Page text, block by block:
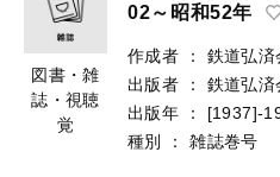
図書・雑
誌・視聴
覚
02～昭和52年
作成者 ：
鉄道弘済
出版者
：
鉄道弘済
出版年
：
[1937]-
種別
： 雑誌巻号